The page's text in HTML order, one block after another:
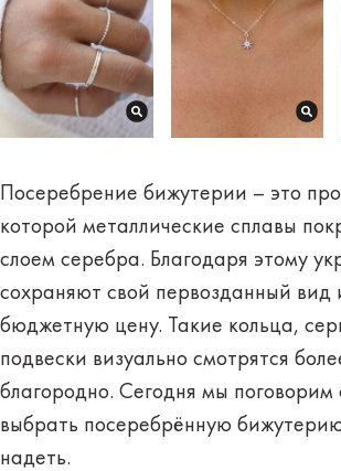
Посеребрение бижутерии – это
которой металлические сплавы
слоем серебра. Благодаря этому
сохраняют свой первозданный вид
бюджетную цену. Такие кольца,
подвески визуально смотрятся
благородно. Сегодня мы поговорим
выбрать посеребрённую
надеть.